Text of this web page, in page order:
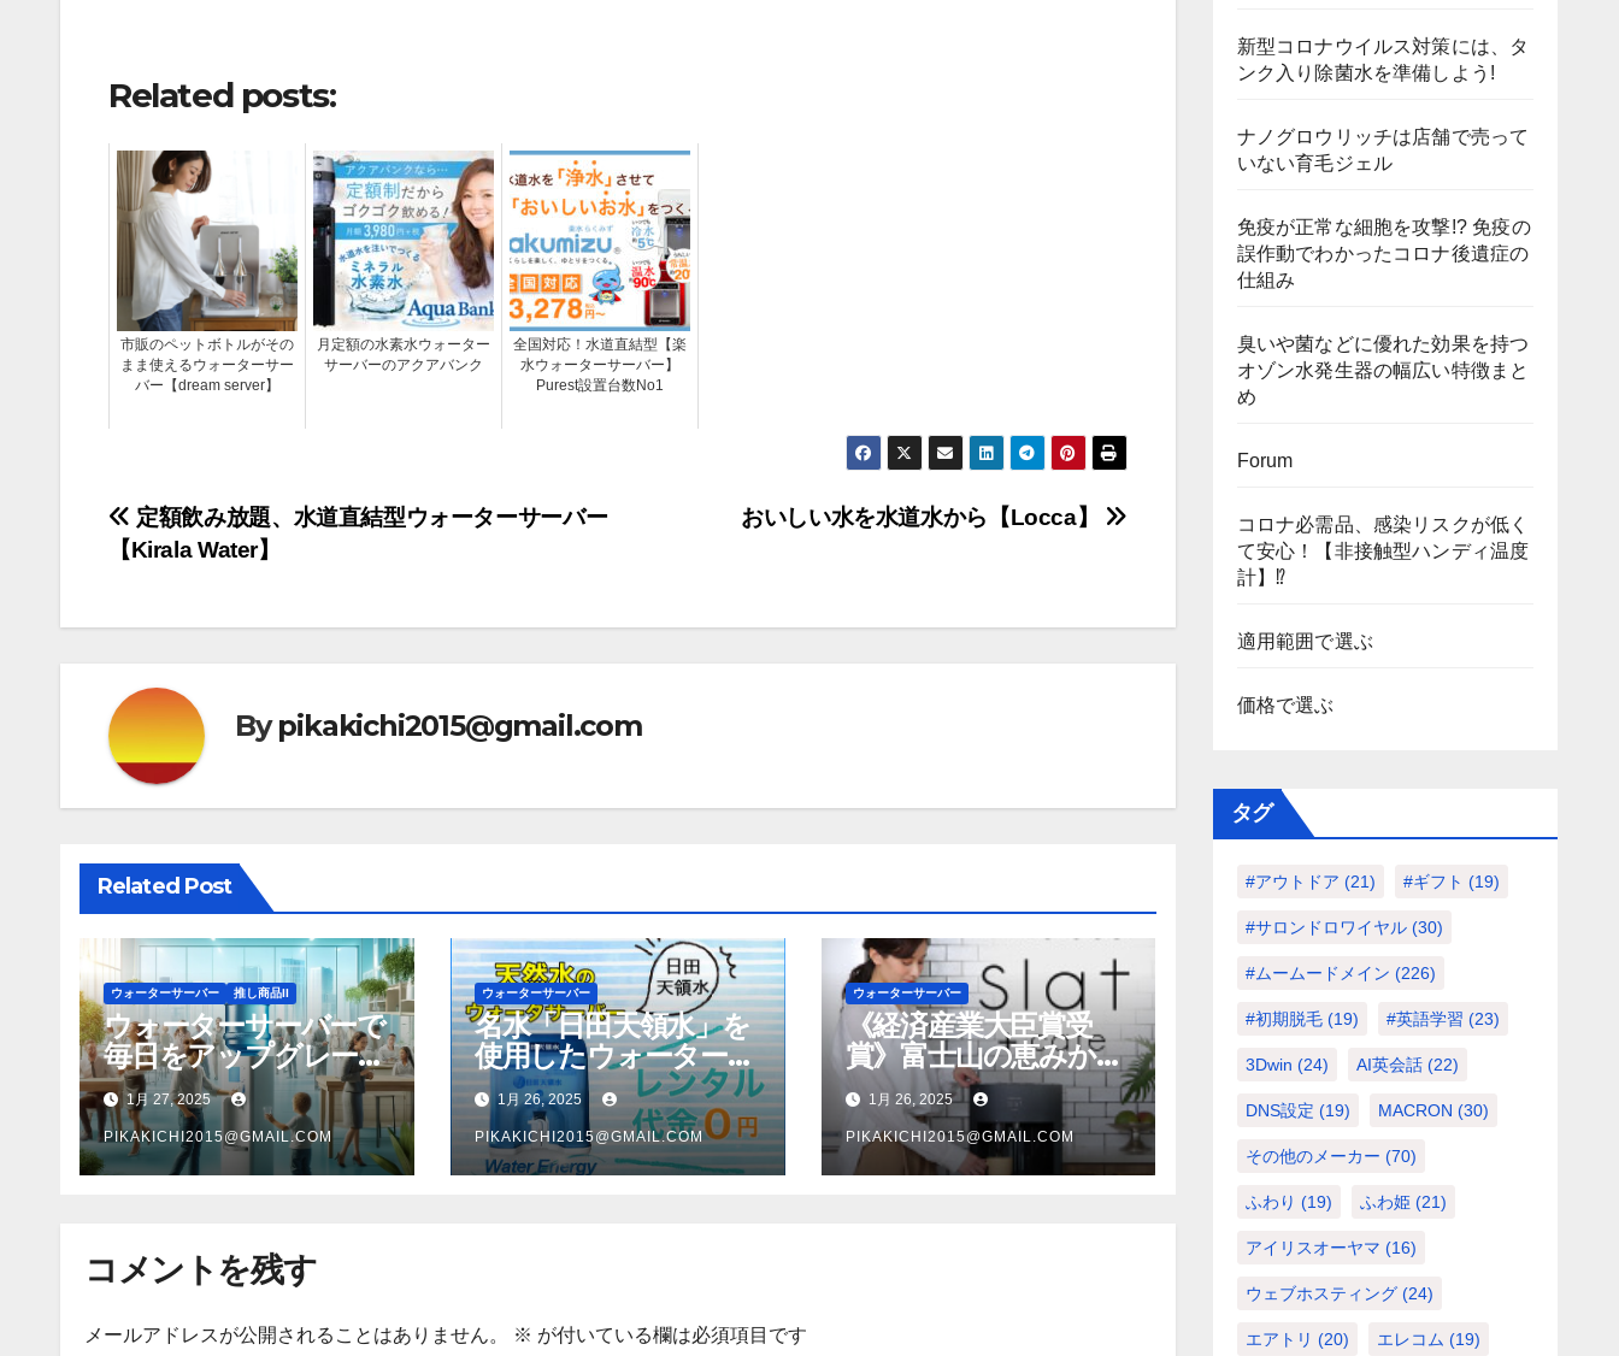
Related posts:
市販のペットボトルがその
まま使えるウォーターサー
バー【dream server】
月定額の水素水ウォーター
サーバーのアクアバンク
全国対応！水道直結型【楽
水ウォーターサーバー】
Purest設置台数No1
投
稿
ナ
ゲ
ー
シ
ョ
ン
おいしい水を水道水から【Locca】
定額飲み放題、水道直結型ウォーターサーバー
【Kirala Water】
Bypikakichi2015@gmail.com
Related Post
ウォーターサーバー 推し商品II
ウォーターサーバーで
毎日をアップグレー
ド、清潔で健康的な生
活への一歩
1月 27, 2025
PIKAKICHI2015@GMAIL.COM
ウォーターサーバー
名水「日田天領水」を
使用したウォーターサ
ーバー
1月 26, 2025
PIKAKICHI2015@GMAIL.COM
ウォーターサーバー
《経済産業大臣賞受
賞》富士山の恵みから
生まれた天然水【フレ
シャス】
1月 26, 2025
PIKAKICHI2015@GMAIL.COM
コメントを残す
メールアドレスが公開されることはありません。 ※ が付いている欄は必須項目です
新型コロナウイルス対策には、タ
ンク入り除菌水を準備しよう!
ナノグロウリッチは店舗で売って
いない育毛ジェル
免疫が正常な細胞を攻撃!? 免疫の
誤作動でわかったコロナ後遺症の
仕組み
臭いや菌などに優れた効果を持つ
オゾン水発生器の幅広い特徴まと
め
Forum
コロナ必需品、感染リスクが低く
て安心！【非接触型ハンディ温度
計】⁉
適用範囲で選ぶ
価格で選ぶ
タグ
#アウトドア (21) #ギフト (19)
#サロンドロワイヤル(30)
#ムームードメイン (226)
#初期脱毛(19) #英語学習 (23)
3Dwin (24) AI英会話(22)
DNS設定 (19) MACRON (30)
その他のメーカー (70)
ふわり (19) ふわ姫(21)
アイリスオーヤマ (16)
ウェブホスティング(24)
エアトリ (20) エレコム (19)